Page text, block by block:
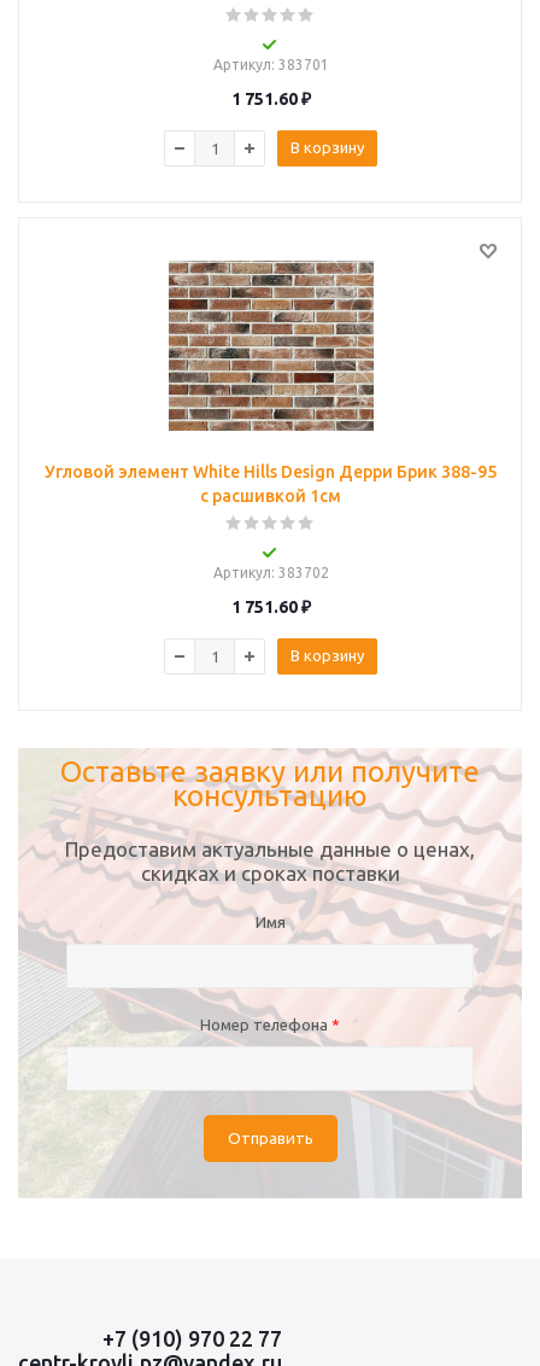
Артикул: 383701
1 751.60₽
В корзину
Угловой элемент White Hills Design Дерри Брик 388-95
с расшивкой 1см
Артикул: 383702
1 751.60₽
В корзину
Оставьте заявку или получите
консультацию
Предоставим актуальные данные о ценах,
скидках и сроках поставки
Имя
Номер телефона *
Отправить
+7 (910) 970 22 77